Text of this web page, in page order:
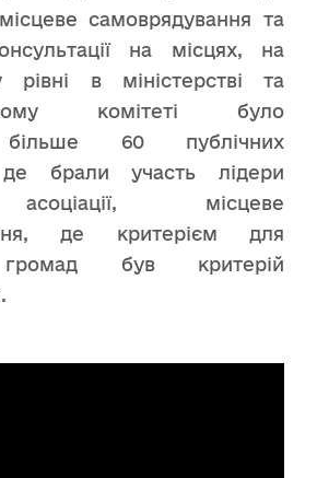
самоврядування та
на місцях, на
рівні в міністерстві та
комітеті було
більше 60 публічних
де брали участь лідери
місцеве
де критерієм для
був критерій